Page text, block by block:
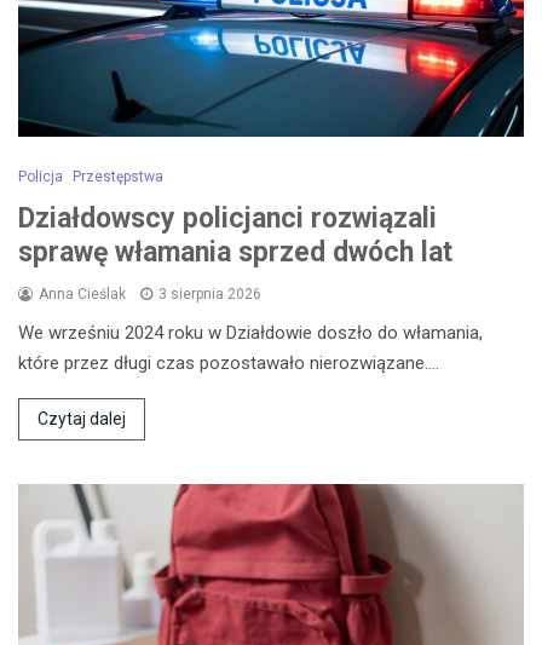
Policja Przestępstwa
Działdowscy policjanci rozwiązali
sprawę włamania sprzed dwóch lat
Anna Cieślak 3 sierpnia 2026
We wrześniu 2024 roku w Działdowie doszło do włamania,
które przez długi czas pozostawało nierozwiązane.…
Czytaj dalej